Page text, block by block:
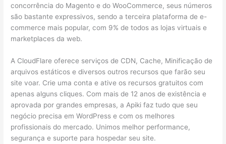
concorrência do Magento e do WooCommerce, seus números
são bastante expressivos, sendo a terceira plataforma de e-
commerce mais popular, com 9% de todos as lojas virtuais e
marketplaces da web.
A CloudFlare oferece serviços de CDN, Cache, Minificação de
arquivos estáticos e diversos outros recursos que farão seu
site voar. Crie uma conta e ative os recursos gratuitos com
apenas alguns cliques. Com mais de 12 anos de existência e
aprovada por grandes empresas, a Apiki faz tudo que seu
negócio precisa em WordPress e com os melhores
profissionais do mercado. Unimos melhor performance,
segurança e suporte para hospedar seu site.